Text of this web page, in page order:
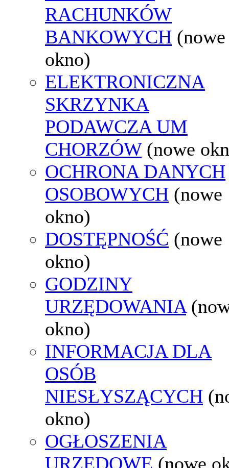
RACHUNKÓW
BANKOWYCH (nowe
okno)
ELEKTRONICZNA
SKRZYNKA
PODAWCZA UM
CHORZÓW (nowe
OCHRONA DANYCH
OSOBOWYCH (nowe
okno)
DOSTĘPNOŚĆ (nowe
okno)
GODZINY
URZĘDOWANIA
okno)
INFORMACJA DLA
OSÓB
NIESŁYSZĄCYCH
okno)
OGŁOSZENIA
URZĘDOWE (nowe